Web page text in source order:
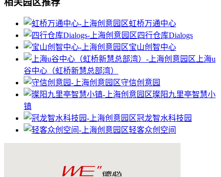
虹桥万通中心
四行仓库Dialogs
宝山创智中心
上海u
谷中心（虹桥新慧总部湾）
守信创意园
璨阳九里亭智慧小
镇
冠龙智水科技园
轻客众创空间